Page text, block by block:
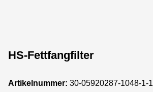
HS-Fettfangfilter
Artikelnummer: 30-05920287-1048-1-1